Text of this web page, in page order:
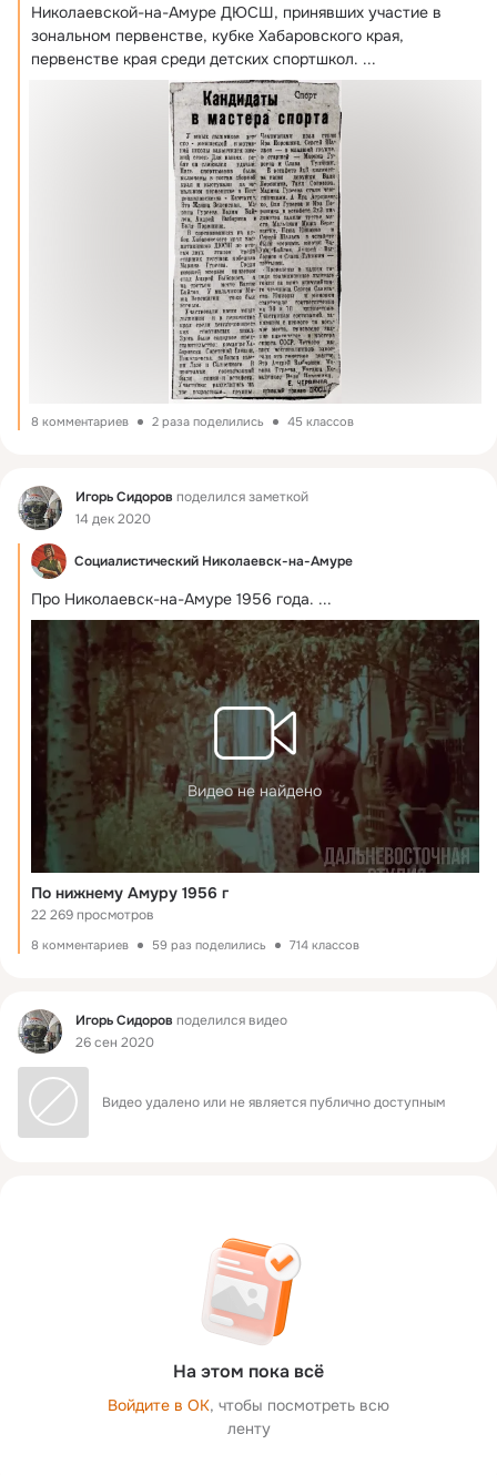
Николаевской-на-Амуре ДЮСШ, принявших участие в
зональном первенстве, кубке Хабаровского края,
первенстве края среди детских спортшкол. ...
8 комментариев 2 раза поделились 45 классов
Фид Игорь Сидоров поделился заметкой
14 дек 2020
Социалистический Николаевск-на-Амуре
Про Николаевск-на-Амуре 1956 года. ...
Видео не найдено
По нижнему Амуру 1956 г
22 269 просмотров
8 комментариев 59 раз поделились 714 классов
Фид Игорь Сидоров поделился видео
26 сен 2020
Видео удалено или не является публично доступным
На этом пока всё
Войдите в ОК, чтобы посмотреть всю
ленту